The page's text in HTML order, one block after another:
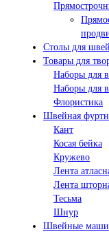
Столы для
Товары для
Наборы для
Наборы для
Флористика
Швейная
Кант
Косая бейка
Кружево
Лента
Лента
Тесьма
Шнур
Швейные